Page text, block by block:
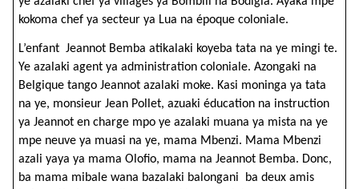
kokoma chef ya secteur ya Lua na époque coloniale.
L’enfant Jeannot Bemba atikalaki koyeba tata na ye mingi te.
Ye azalaki agent ya administration coloniale. Azongaki na
Belgique tango Jeannot azalaki moke. Kasi moninga ya tata
na ye, monsieur Jean Pollet, azuaki éducation na instruction
ya Jeannot en charge mpo ye azalaki muana ya mista na ye
mpe neuve ya muasi na ye, mama Mbenzi. Mama Mbenzi
azali yaya ya mama Olofio, mama na Jeannot Bemba. Donc,
ba mama mibale wana bazalaki balongani ba deux amis